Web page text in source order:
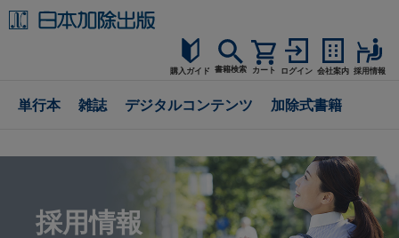
購入ガイド
購入ガイド
書籍検索 カート ログイン 会社案内 採用情報
単行本 雑誌 デジタルコンテンツ 加除式書籍
採用情報